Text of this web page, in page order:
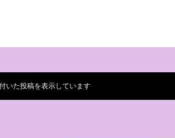
いた投稿を表示しています